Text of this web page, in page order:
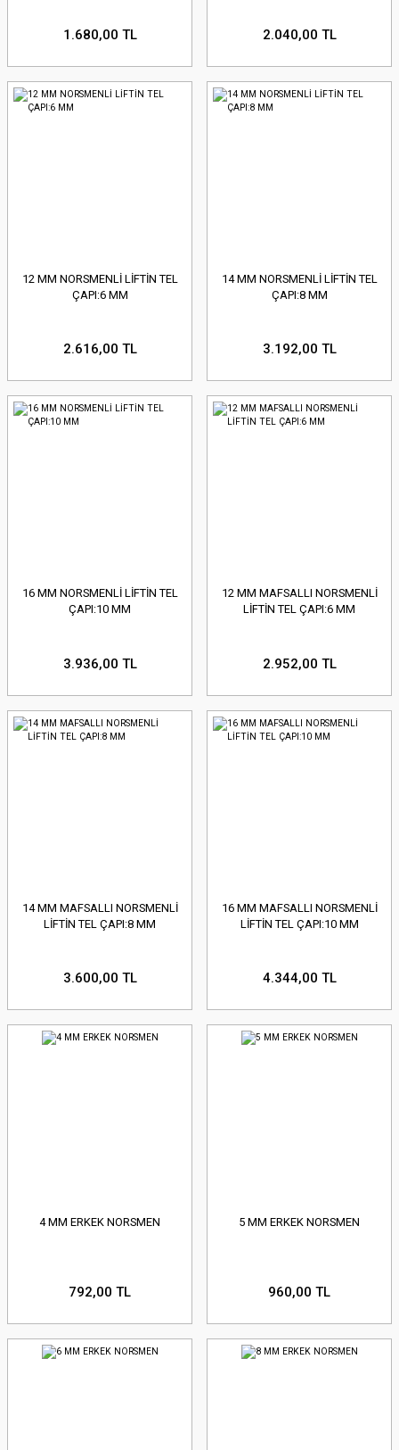
1.680,00 TL 2.040,00 TL
12 MM NORSMENLİ LİFTİN TEL
ÇAPI:6 MM
2.616,00 TL
14 MM NORSMENLİ LİFTİN TEL
ÇAPI:8 MM
3.192,00 TL
16 MM NORSMENLİ LİFTİN TEL
ÇAPI:10 MM
3.936,00 TL
12 MM MAFSALLI NORSMENLİ
LİFTİN TEL ÇAPI:6 MM
2.952,00 TL
14 MM MAFSALLI NORSMENLİ
LİFTİN TEL ÇAPI:8 MM
3.600,00 TL
16 MM MAFSALLI NORSMENLİ
LİFTİN TEL ÇAPI:10 MM
4.344,00 TL
4 MM ERKEK NORSMEN
792,00 TL
5 MM ERKEK NORSMEN
960,00 TL